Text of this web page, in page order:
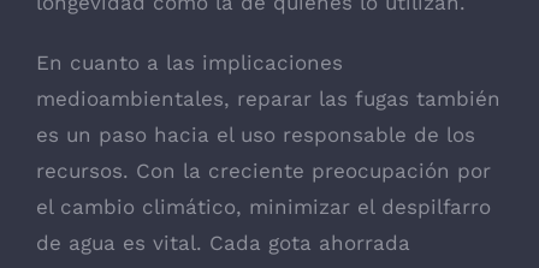
En cuanto a las implicaciones
medioambientales, reparar las fugas también
es un paso hacia el uso responsable de los
recursos. Con la creciente preocupación por
el cambio climático, minimizar el despilfarro
de agua es vital. Cada gota ahorrada